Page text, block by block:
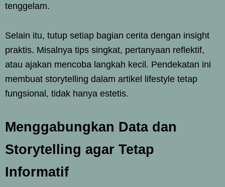
tenggelam.
Selain itu, tutup setiap bagian cerita dengan insight
praktis. Misalnya tips singkat, pertanyaan reflektif,
atau ajakan mencoba langkah kecil. Pendekatan ini
membuat storytelling dalam artikel lifestyle tetap
fungsional, tidak hanya estetis.
Menggabungkan Data dan
Storytelling agar Tetap
Informatif